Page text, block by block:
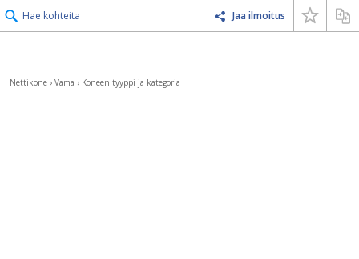
Hae kohteita Jaa ilmoitus
Nettikone › Vama › Koneen tyyppi ja kategoria